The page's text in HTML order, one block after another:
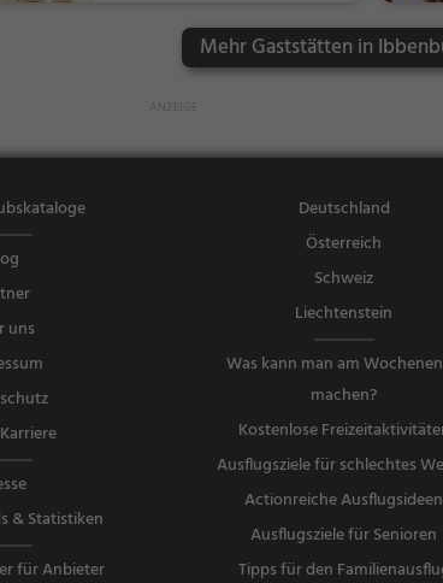
en, Mittagess
en
Mehr Gaststätten in
uns
& Statistiken
für Anbieter
Deutschland
Österreich
Schweiz
Liechtenstein
Was kann man am
machen?
Kostenlose
Ausflugsziele für schlechtes
Actionreiche Ausflugsideen
Ausflugsziele für Senioren
Tipps für den